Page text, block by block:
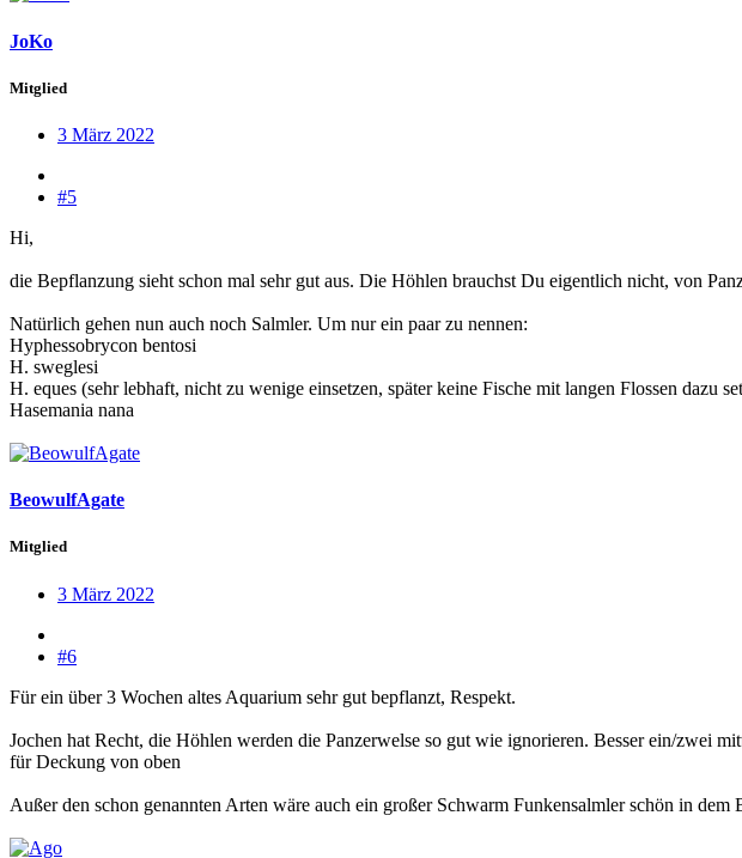
JoKo
Mitglied
3 März 2022
#5
Hi,
die Bepflanzung sieht schon mal sehr gut aus. Die Höhlen brauchst Du eigentlich nicht, von
Natürlich gehen nun auch noch Salmler. Um nur ein paar zu nennen:
Hyphessobrycon bentosi
H. sweglesi
H. eques (sehr lebhaft, nicht zu wenige einsetzen, später keine Fische mit langen Flossen dazu
Hasemania nana
BeowulfAgate
Mitglied
3 März 2022
#6
Für ein über 3 Wochen altes Aquarium sehr gut bepflanzt, Respekt.
Jochen hat Recht, die Höhlen werden die Panzerwelse so gut wie ignorieren. Besser ein/zwei
für Deckung von oben
Außer den schon genannten Arten wäre auch ein großer Schwarm Funkensalmler schön in dem